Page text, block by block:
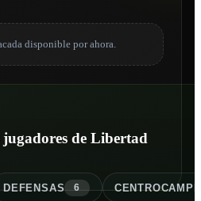
disponible por ahora.
de Libertad
DEFENSAS 6